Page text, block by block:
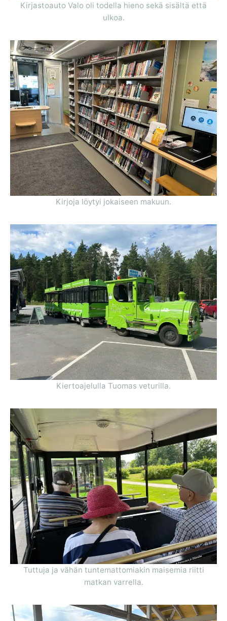
Kirjastoauto Valo oli todella hieno sekä sisältä että
ulkoa.
Kirjoja löytyi jokaiseen makuun.
Kiertoajelulla Tuomas veturilla.
Tuttuja ja vähän tuntemattomiakin maisemia riitti
matkan varrella.